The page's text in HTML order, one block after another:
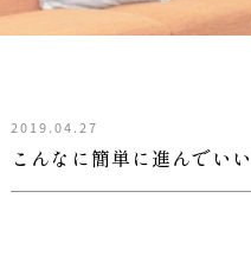
こんなに簡単に進んでい
2019.04.27